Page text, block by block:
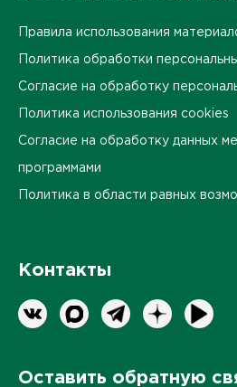
Правила использования
Политика обработки
Согласие на обработку
Политика использования cookies
Согласие на обработку данных
программами
Политика в области равных
Контакты
Оставить обратную